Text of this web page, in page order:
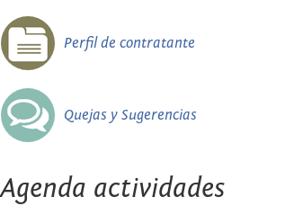
Perfil de contratante
Quejas y Sugerencias
Agenda actividades